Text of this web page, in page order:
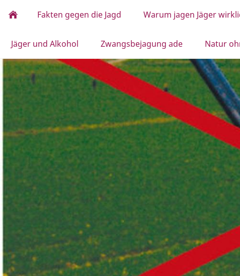
Fakten gegen die Jagd Warum jagen Jäger
Jäger und Alkohol Zwangsbejagung ade Natur